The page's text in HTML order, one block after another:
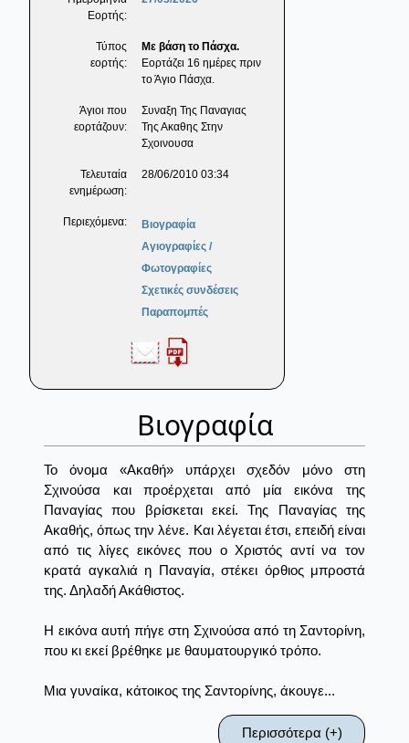
Εορτής:
Τύπος
εορτής:
Με βάση το Πάσχα.
Εορτάζει 16 ημέρες πριν
το Άγιο Πάσχα.
Άγιοι που
εορτάζουν:
Συναξη Της Παναγιας
Της Ακαθης Στην
Σχοινουσα
Τελευταία
ενημέρωση:
28/06/2010 03:34
Περιεχόμενα:
Βιογραφία
Αγιογραφίες /
Φωτογραφίες
Σχετικές συνδέσεις
Παραπομπές
Βιογραφία
Το όνομα «Ακαθή» υπάρχει σχεδόν μόνο στη
Σχινούσα και προέρχεται από μία εικόνα της
Παναγίας που βρίσκεται εκεί. Της Παναγίας της
Ακαθής, όπως την λένε. Και λέγεται έτσι, επειδή είναι
από τις λίγες εικόνες που ο Χριστός αντί να τον
κρατά αγκαλιά η Παναγία, στέκει όρθιος μπροστά
της. Δηλαδή Ακάθιστος.
Η εικόνα αυτή πήγε στη Σχινούσα από τη Σαντορίνη,
που κι εκεί βρέθηκε με θαυματουργικό τρόπο.
Μια γυναίκα, κάτοικος της Σαντορίνης, άκουγε...
Περισσότερα (+)